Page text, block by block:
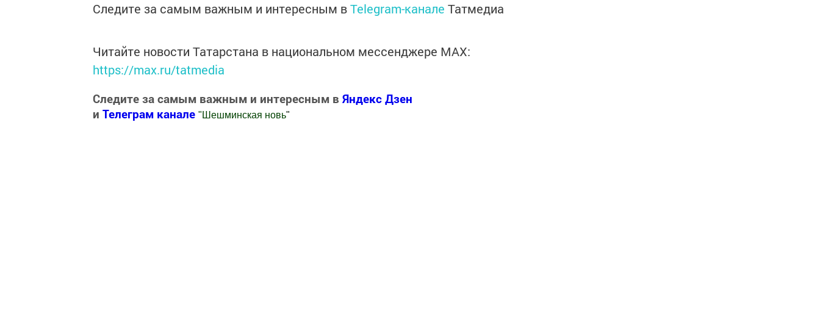
Следите за самым важным и интересным вTelegram-канале Татмедиа
Читайте новости Татарстана в национальном мессенджере MАХ:
https://max.ru/tatmedia
Следите за самым важным и интересным в Яндекс Дзен
и Телеграм канале " Шешминская новь"